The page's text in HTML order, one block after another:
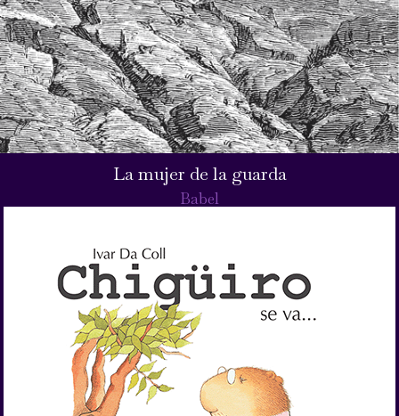
La mujer de la guarda
Babel